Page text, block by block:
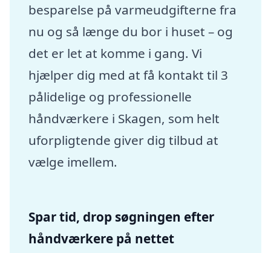
besparelse på varmeudgifterne fra
nu og så længe du bor i huset – og
det er let at komme i gang. Vi
hjælper dig med at få kontakt til 3
pålidelige og professionelle
håndværkere i Skagen, som helt
uforpligtende giver dig tilbud at
vælge imellem.
Spar tid, drop søgningen efter
håndværkere på nettet